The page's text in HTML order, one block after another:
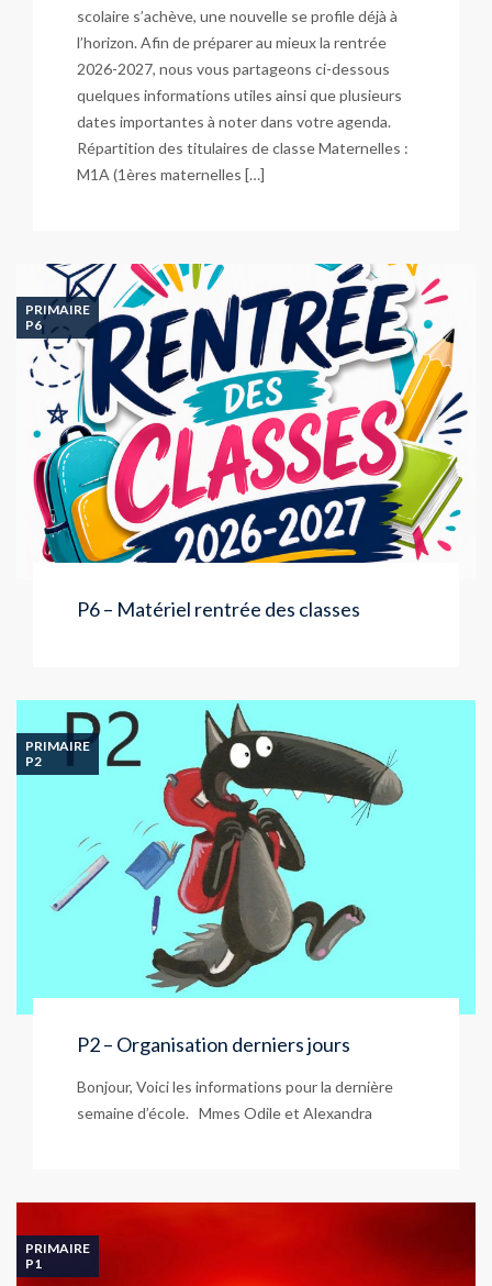
scolaire s’achève, une nouvelle se profile déjà à
l’horizon. Afin de préparer au mieux la rentrée
2026-2027, nous vous partageons ci-dessous
quelques informations utiles ainsi que plusieurs
dates importantes à noter dans votre agenda.
Répartition des titulaires de classe Maternelles :
M1A (1ères maternelles […]
PRIMAIRE
P6
P6 – Matériel rentrée des classes
PRIMAIRE
P2
P2 – Organisation derniers jours
Bonjour, Voici les informations pour la dernière
semaine d’école. Mmes Odile et Alexandra
PRIMAIRE
P1